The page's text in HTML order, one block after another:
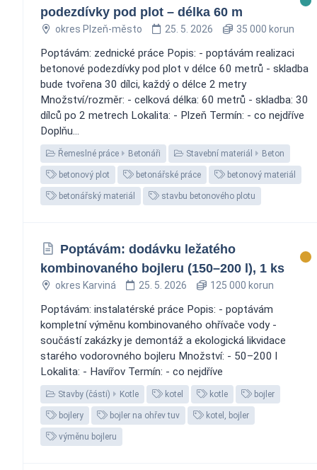
podezdívky pod plot – délka 60 m
okres Plzeň-město 25. 5. 2026 35 000 korun
Poptávám: zednické práce Popis: - poptávám realizaci
betonové podezdívky pod plot v délce 60 metrů - skladba
bude tvořena 30 dílci, každý o délce 2 metry
Množství/rozměr: - celková délka: 60 metrů - skladba: 30
dílců po 2 metrech Lokalita: - Plzeň Termín: - co nejdříve
Doplňu...
Řemeslné práce Betonáři Stavební materiál Beton
betonový plot betonářské práce betonový materiál
betonářský materiál stavbu betonového plotu
Poptávám: dodávku ležatého
kombinovaného bojleru (150–200 l), 1 ks
okres Karviná 25. 5. 2026 125 000 korun
Poptávám: instalatérské práce Popis: - poptávám
kompletní výměnu kombinovaného ohřívače vody -
součástí zakázky je demontáž a ekologická likvidace
starého vodorovného bojleru Množství: - 50–200 l
Lokalita: - Havířov Termín: - co nejdříve
Stavby (části) Kotle kotel kotle bojler
bojlery bojler na ohřev tuv kotel, bojler
výměnu bojleru